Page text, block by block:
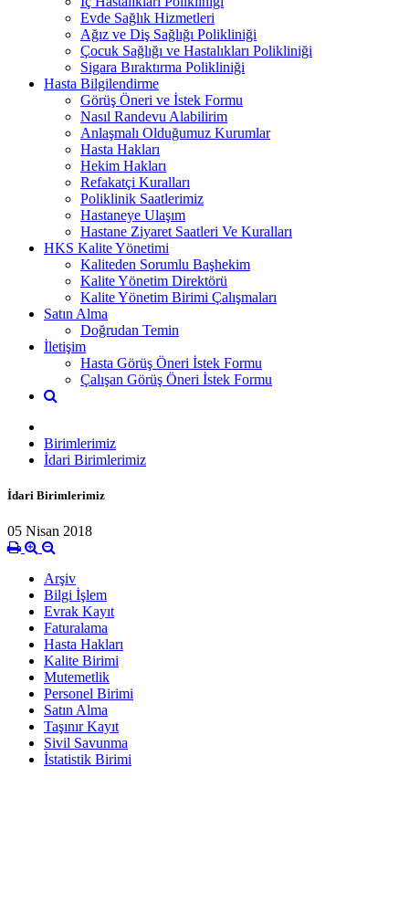
Evde Sağlık Hizmetleri
Ağız ve Diş Sağlığı Polikliniği
Çocuk Sağlığı ve Hastalıkları Polikliniği
Sigara Bıraktırma Polikliniği
Hasta Bilgilendirme
Görüş Öneri ve İstek Formu
Nasıl Randevu Alabilirim
Anlaşmalı Olduğumuz Kurumlar
Hasta Hakları
Hekim Hakları
Refakatçi Kuralları
Poliklinik Saatlerimiz
Hastaneye Ulaşım
Hastane Ziyaret Saatleri Ve Kuralları
HKS Kalite Yönetimi
Kaliteden Sorumlu Başhekim
Kalite Yönetim Direktörü
Kalite Yönetim Birimi Çalışmaları
Satın Alma
Doğrudan Temin
İletişim
Hasta Görüş Öneri İstek Formu
Çalışan Görüş Öneri İstek Formu
Birimlerimiz
İdari Birimlerimiz
İdari Birimlerimiz
05 Nisan 2018
Arşiv
Bilgi İşlem
Evrak Kayıt
Faturalama
Hasta Hakları
Kalite Birimi
Mutemetlik
Personel Birimi
Satın Alma
Taşınır Kayıt
Sivil Savunma
İstatistik Birimi